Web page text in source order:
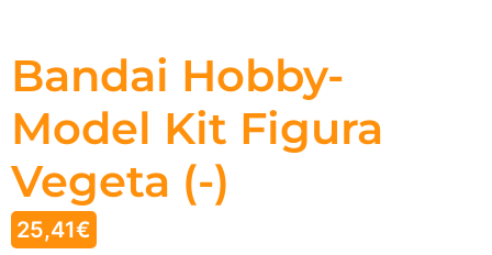
Bandai Hobby-
Model Kit Figura
Vegeta (-)
25,41€